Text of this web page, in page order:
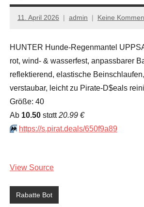
11. April 2026 admin Keine
HUNTER Hunde-Regenmantel
rot, wind- & wasserfest, anpassbarer
reflektierend, elastische
verstaubar, leicht zu Pirate-D$eals
Größe: 40
Аb 10.50 stαtt20.99 €
⏩️ https://s.pirat.deals/650f9a89
View Source
Rabatte Bot